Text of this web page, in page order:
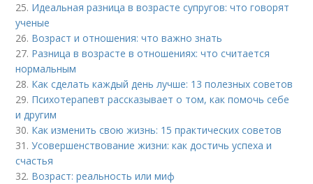
25. Идеальная разница в возрасте супругов: что говорят
ученые
26. Возраст и отношения: что важно знать
27. Разница в возрасте в отношениях: что считается
нормальным
28. Как сделать каждый день лучше: 13 полезных советов
29. Психотерапевт рассказывает о том, как помочь себе
и другим
30. Как изменить свою жизнь: 15 практических советов
31.Усовершенствование жизни: как достичь успеха и
счастья
32. Возраст: реальность или миф